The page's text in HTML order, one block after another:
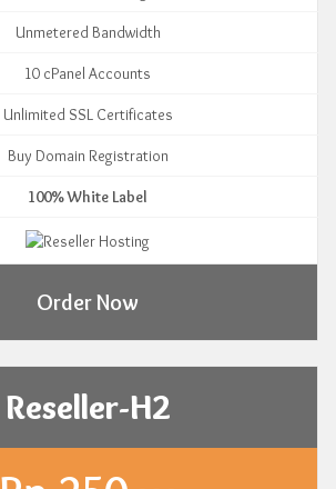
Unmetered Bandwidth
10 cPanel Accounts
Unlimited SSL Certificates
Buy Domain Registration
100% White Label
Order Now
Reseller-H2